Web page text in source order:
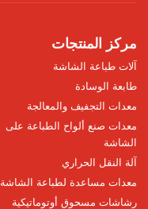
مركز المنتجات
آلات طباعة الشاشة
طابعة الوسادة
معدات التجفيف والمعالجة
معدات صنع ألواح الطباعة على
الشاشة
آلة النقل الحراري
معدات مساعدة لطباعة الشاشة
رشاشات مسحوق أوتوماتيكية